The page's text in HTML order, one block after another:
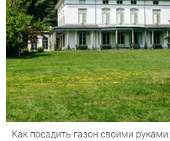
Как посадить газон своими